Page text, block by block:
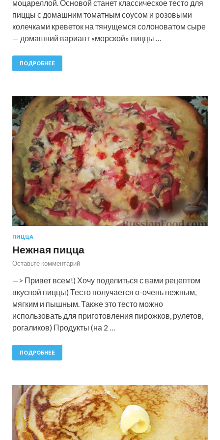
моцареллой. Основой станет классическое тесто для
пиццы с домашним томатным соусом и розовыми
колечками креветок на тянущемся солоноватом сыре
— домашний вариант «морской» пиццы …
ПОДРОБНЕЕ
ПИЦЦА
Нежная пицца
Оставьте комментарий
—> Привет всем!) Хочу поделиться с вами рецептом
вкусной пиццы) Тесто получается о-очень нежным,
мягким и пышным. Также это тесто можно
использовать для приготовления пирожков, рулетов,
рогаликов) Продукты (на 2 …
ПОДРОБНЕЕ